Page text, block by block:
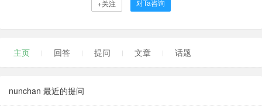
+关注 对Ta咨询
主页 回答 提问 文章 话题
nunchan 最近的提问